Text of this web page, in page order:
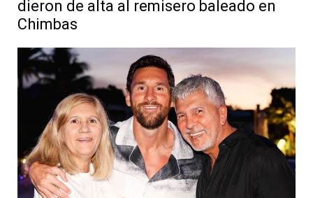
dieron de alta al remisero baleado en
Chimbas